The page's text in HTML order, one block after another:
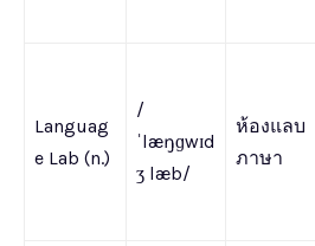
Languag
e Lab (n.)
/
ˈlæŋɡwɪd
ʒ læb/
ห้องแลบ
ภาษา